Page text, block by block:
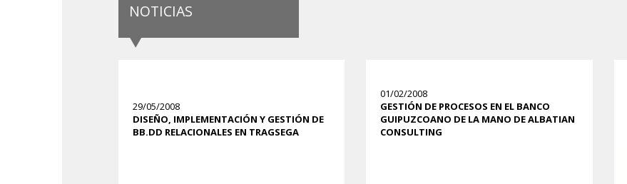
NOTICIAS
29/05/2008
DISEÑO, IMPLEMENTACIÓN Y GESTIÓN DE
BB.DD RELACIONALES EN TRAGSEGA
01/02/2008
GESTIÓN DE PROCESOS EN EL BANCO
GUIPUZCOANO DE LA MANO DE ALBATIAN
CONSULTING